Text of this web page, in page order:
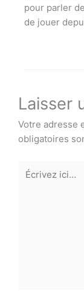
pour parler
de jouer
Laisser
Votre adresse
obligatoires
Écrivez
ici…